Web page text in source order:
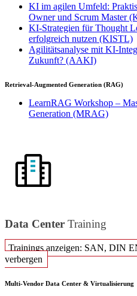
KI im agilen Umfeld:
Owner und Scrum Master
KI-Strategien für Thought
erfolgreich nutzen (KISTL)
Agilitätsanalyse mit KI-
Zukunft? (AAKI)
Retrieval-Augmented Generation (RAG)
LearnRAG Workshop –
Generation (MRAG)
Data Center Training
Trainings anzeigen: SAN, DIN
verbergen
Multi-Vendor Data Center & Virtualisierung